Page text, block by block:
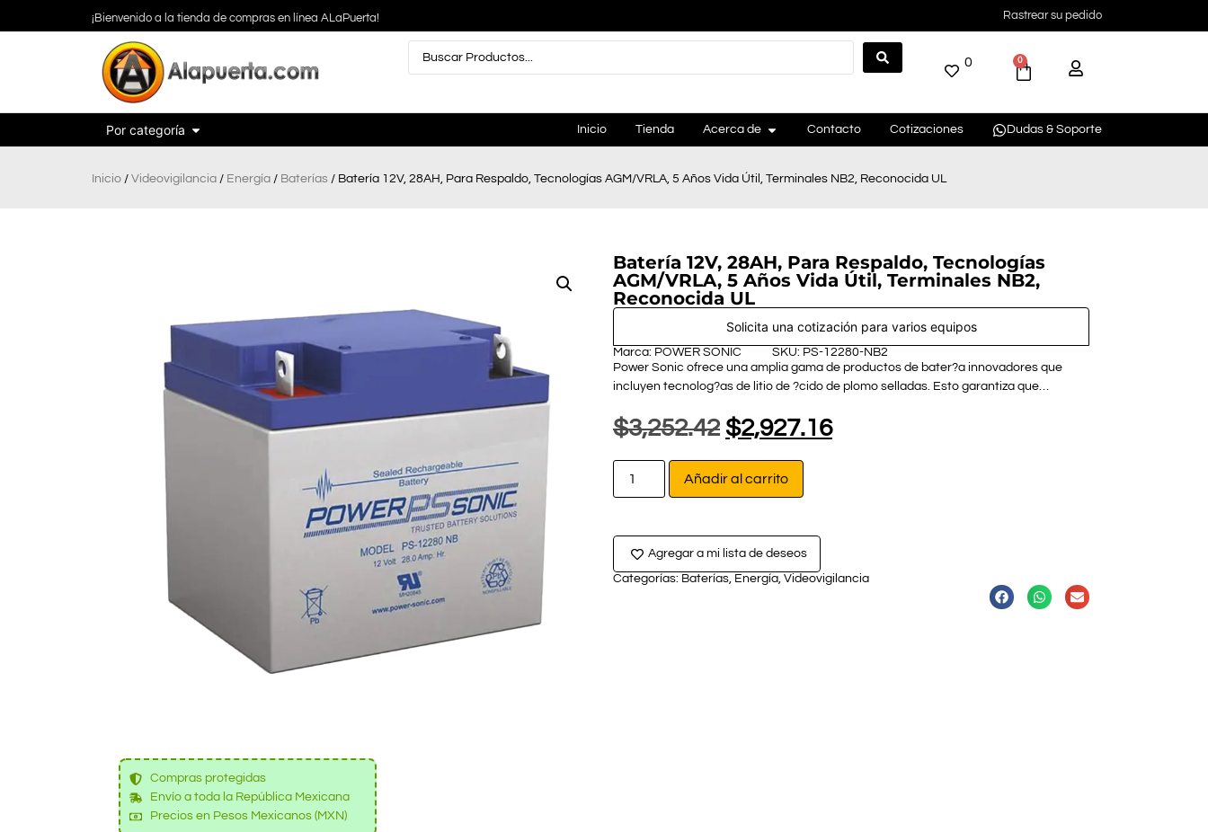
¡Bienvenido a la tienda de compras en línea ALaPuerta! Rastrear su pedido
0 0
Por categoría Inicio Tienda Acerca de Contacto Cotizaciones Dudas & Soporte
Inicio / Videovigilancia / Energía / Baterías / Batería 12V, 28AH, Para Respaldo, Tecnologías AGM/VRLA, 5 Años Vida Útil, Terminales NB2, Reconocida UL
Compras protegidas
Envío a toda la República Mexicana
Precios en Pesos Mexicanos (MXN)
Batería 12V, 28AH, Para Respaldo, Tecnologías
AGM/VRLA, 5 Años Vida Útil, Terminales NB2,
Reconocida UL
Solicita una cotización para varios equipos
Marca: POWER SONIC
SKU: PS-12280-NB2
Power Sonic ofrece una amplia gama de productos de bater?a innovadores que
incluyen tecnolog?as de litio de ?cido de plomo selladas. Esto garantiza que…
$3,252.42 $2,927.16
Añadir al carrito
Agregar a mi lista de deseos
Categorías: Baterías, Energía, Videovigilancia